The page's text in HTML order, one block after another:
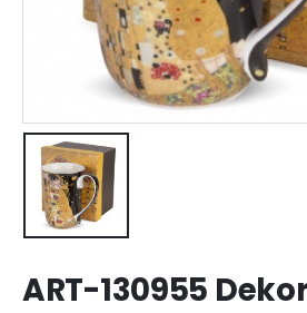
ART-130955